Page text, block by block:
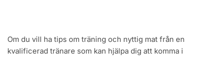
Om du vill ha tips om träning och nyttig mat från en
kvalificerad tränare som kan hjälpa dig att komma i